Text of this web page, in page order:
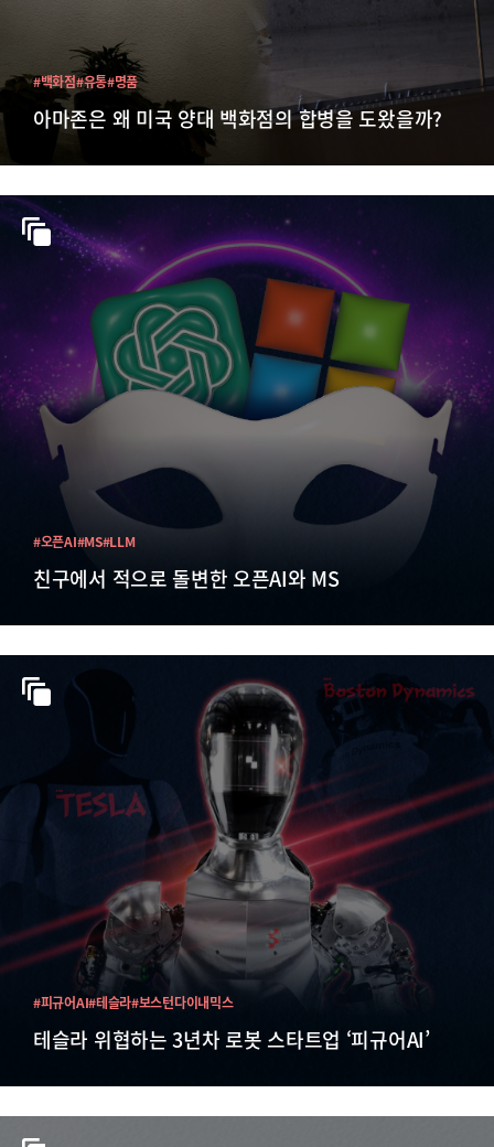
아마존은 왜 미국 양대 백화점의 합병을 도왔을까?
#백화점#유통#명품
친구에서 적으로 돌변한 오픈AI와 MS
#오픈AI#MS#LLM
테슬라 위협하는 3년차 로봇 스타트업 ‘피규어AI’
#피규어AI#테슬라#보스턴다이내믹스